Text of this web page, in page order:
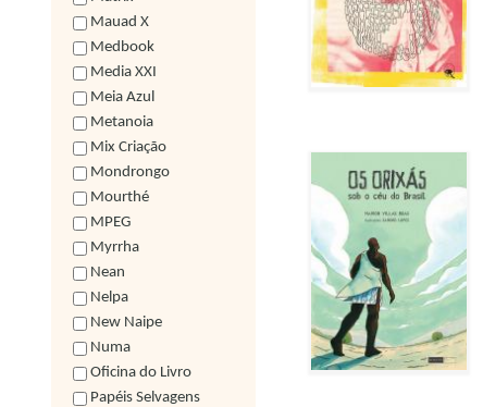
Mauad X
Medbook
Media XXI
Meia Azul
Metanoia
Mix Criação
Mondrongo
Mourthé
MPEG
Myrrha
Nean
Nelpa
New Naipe
Numa
Oficina do Livro
Papéis Selvagens